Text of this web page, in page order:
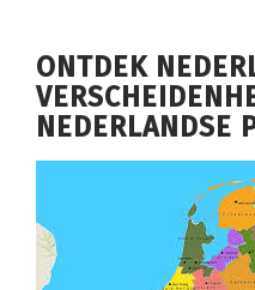
ONTDEK
NEDERLANDSE